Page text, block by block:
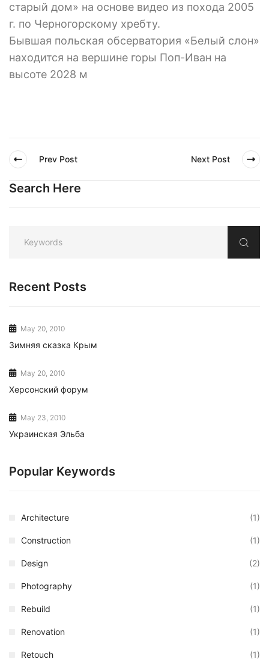
старый дом» на основе видео из похода 2005
г. по Черногорскому хребту.
Бывшая польская обсерватория «Белый слон»
находится на вершине горы Поп-Иван на
высоте 2028 м
Prev Post Next Post
Search Here
Recent Posts
May 20, 2010
Зимняя сказка Крым
May 20, 2010
Херсонский форум
May 23, 2010
Украинская Эльба
Popular Keywords
Architecture (1)
Construction (1)
Design (2)
Photography (1)
Rebuild (1)
Renovation (1)
Retouch (1)